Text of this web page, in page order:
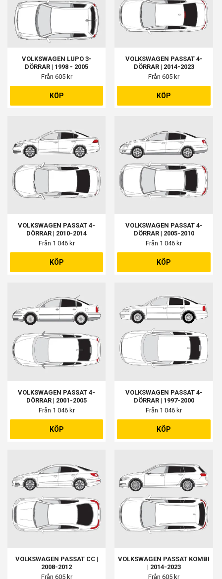
VOLKSWAGEN LUPO 3-
DÖRRAR | 1998 - 2005
Från 605 kr
KÖP
VOLKSWAGEN PASSAT 4-
DÖRRAR | 2014-2023
Från 605 kr
KÖP
VOLKSWAGEN PASSAT 4-
DÖRRAR | 2010-2014
Från 1 046 kr
KÖP
VOLKSWAGEN PASSAT 4-
DÖRRAR | 2005-2010
Från 1 046 kr
KÖP
VOLKSWAGEN PASSAT 4-
DÖRRAR | 2001-2005
Från 1 046 kr
KÖP
VOLKSWAGEN PASSAT 4-
DÖRRAR | 1997-2000
Från 1 046 kr
KÖP
VOLKSWAGEN PASSAT CC |
2008-2012
Från 605 kr
VOLKSWAGEN PASSAT KOMBI
| 2014-2023
Från 605 kr